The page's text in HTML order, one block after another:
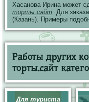
Хасанова Ирина может
торты.сайт . Для
(Казань). Примеры
Работы других
торты.сайт
Для туриста